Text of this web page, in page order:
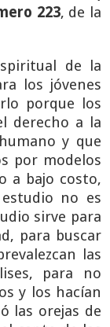
223, de la
de la
los jóvenes
porque los
derecho a la
y que
por modelos
a bajo costo,
no es
sirve para
para buscar
las
para no
y los hacían
las orejas de